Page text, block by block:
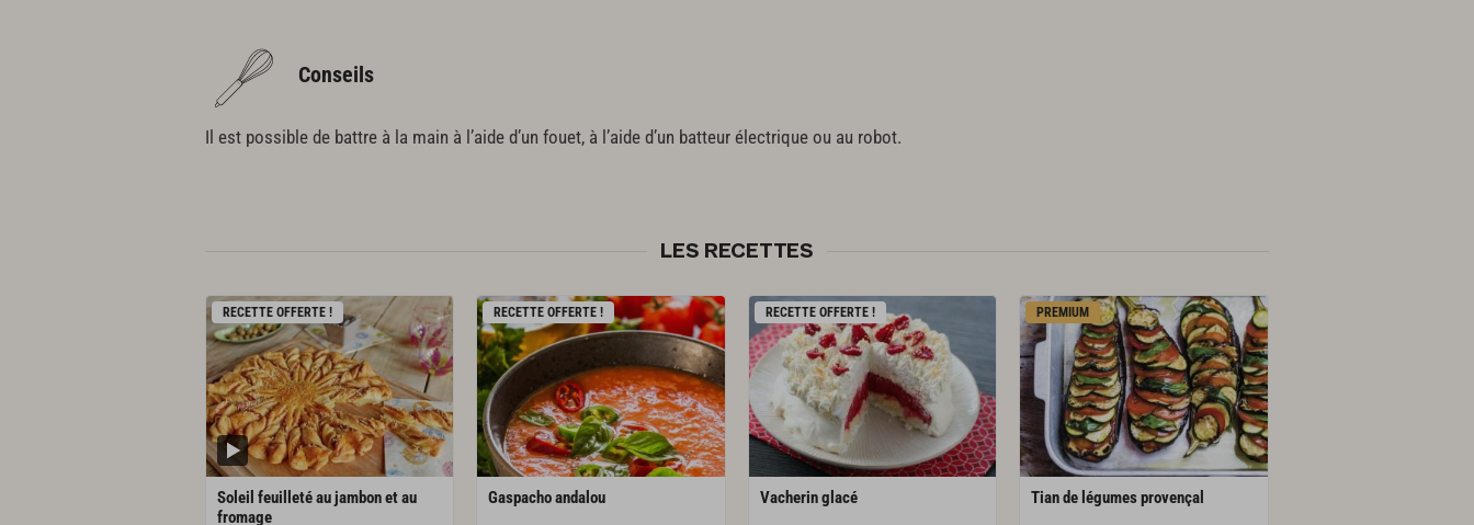
Conseils
Il est possible de battre à la main à l’aide d’un fouet, à l’aide d’un batteur électrique ou au robot.
LES RECETTES
RECETTE OFFERTE !
Soleil feuilleté au jambon et au
fromage
RECETTE OFFERTE !
Gaspachoandalou
RECETTE OFFERTE !
Vacheringlacé
PREMIUM
Tiande légumesprovençal